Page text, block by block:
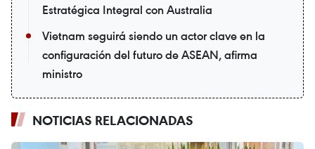
Estratégica Integral con Australia
Vietnam seguirá siendo un actor clave en la
configuración del futuro de ASEAN, afirma
ministro
NOTICIAS RELACIONADAS